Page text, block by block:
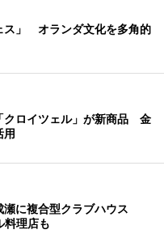
ス」 オランダ文化を多角的
クロイツェル」が新商品 金
用
に複合型クラブハウス
料理店も